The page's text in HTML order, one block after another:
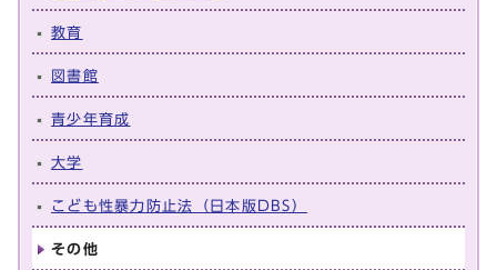
教育
図書館
青少年育成
大学
こども性暴力防止法（日本版DBS）
その他